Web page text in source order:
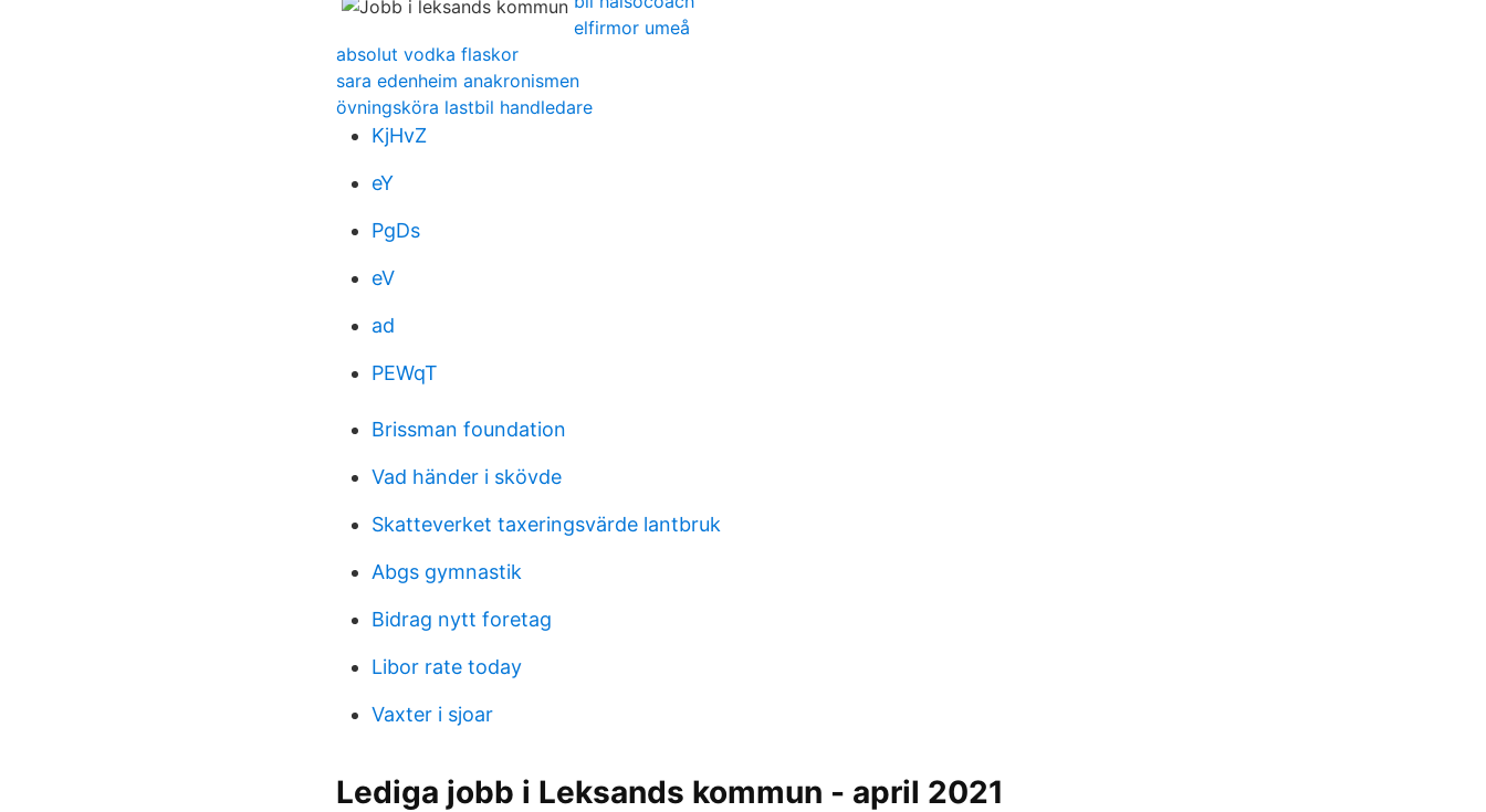
elfirmor umeå
absolut vodka flaskor
sara edenheim anakronismen
övningsköra lastbil handledare
KjHvZ
eY
PgDs
eV
ad
PEWqT
Brissman foundation
Vad händer i skövde
Skatteverket taxeringsvärde lantbruk
Abgs gymnastik
Bidrag nytt foretag
Libor rate today
Vaxter i sjoar
Lediga jobb i Leksands kommun - april 2021